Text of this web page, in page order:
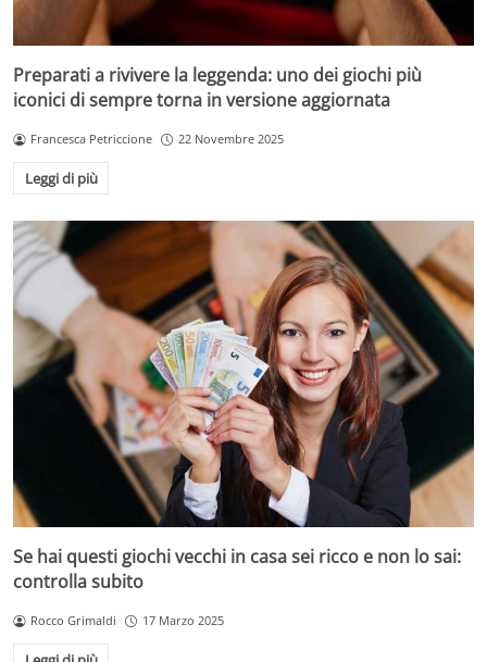
Preparati a rivivere la leggenda: uno dei giochi più
iconici di sempre torna in versione aggiornata
Francesca Petriccione 22 Novembre 2025
Leggi di più
Se hai questi giochi vecchi in casa sei ricco e non lo sai:
controlla subito
Rocco Grimaldi 17 Marzo 2025